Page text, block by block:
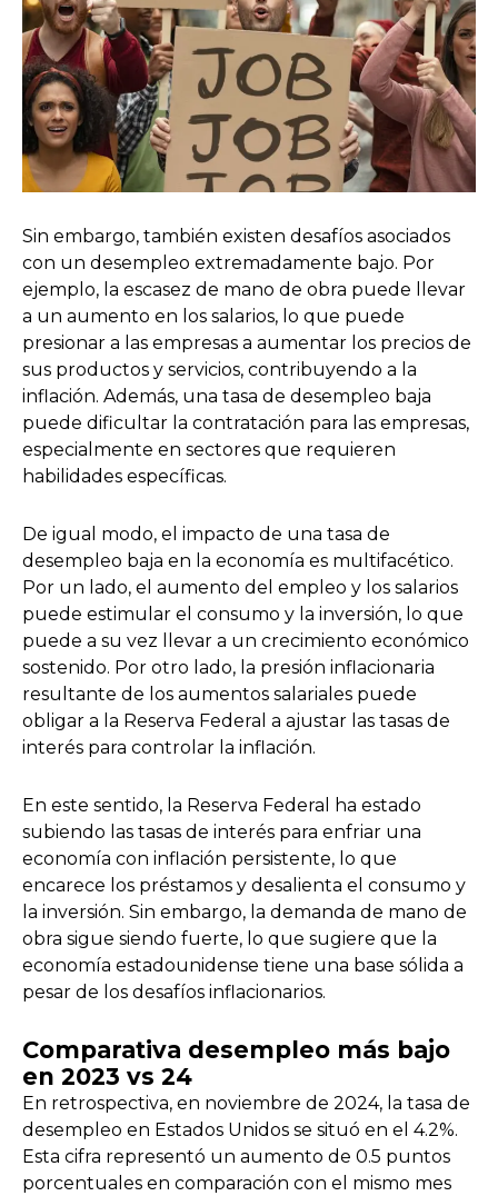
Sin embargo, también existen desafíos asociados
con un desempleo extremadamente bajo. Por
ejemplo, la escasez de mano de obra puede llevar
a un aumento en los salarios, lo que puede
presionar a las empresas a aumentar los precios de
sus productos y servicios, contribuyendo a la
inflación. Además, una tasa de desempleo baja
puede dificultar la contratación para las empresas,
especialmente en sectores que requieren
habilidades específicas.
De igual modo, el impacto de una tasa de
desempleo baja en la economía es multifacético.
Por un lado, el aumento del empleo y los salarios
puede estimular el consumo y la inversión, lo que
puede a su vez llevar a un crecimiento económico
sostenido. Por otro lado, la presión inflacionaria
resultante de los aumentos salariales puede
obligar a la Reserva Federal a ajustar las tasas de
interés para controlar la inflación.
En este sentido, la Reserva Federal ha estado
subiendo las tasas de interés para enfriar una
economía con inflación persistente, lo que
encarece los préstamos y desalienta el consumo y
la inversión. Sin embargo, la demanda de mano de
obra sigue siendo fuerte, lo que sugiere que la
economía estadounidense tiene una base sólida a
pesar de los desafíos inflacionarios.
Comparativa desempleo más bajo
en 2023 vs 24
En retrospectiva, en noviembre de 2024, la tasa de
desempleo en Estados Unidos se situó en el 4.2%.
Esta cifra representó un aumento de 0.5 puntos
porcentuales en comparación con el mismo mes